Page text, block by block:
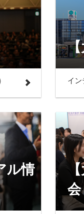
イ
ル情
会